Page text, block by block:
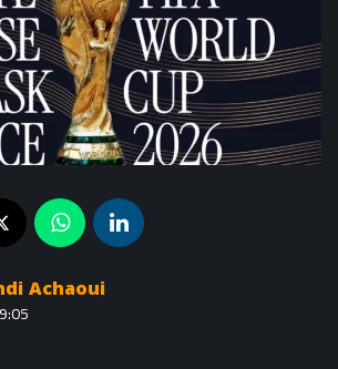
Achaoui